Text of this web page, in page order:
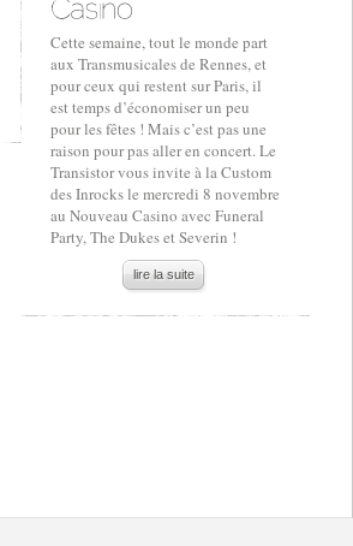
Cette semaine, tout le monde part
aux Transmusicales de Rennes, et
pour ceux qui restent sur Paris, il
est temps d’économiser un peu
pour les fêtes ! Mais c’est pas une
raison pour pas aller en concert. Le
Transistor vous invite à la Custom
des Inrocks le mercredi 8 novembre
au Nouveau Casino avec Funeral
Party, The Dukes et Severin !
lire la suite